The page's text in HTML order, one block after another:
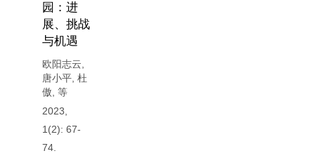
园：进
展、挑战
与机遇
欧阳志云
唐小平 杜
傲 等
2023,
1(2): 67-
74.